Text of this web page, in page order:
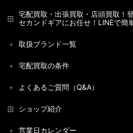
宅配買取・出張買取・店頭買取！
セカンドギアにお任せ！LINEで簡
取扱ブランド一覧
宅配買取の条件
よくあるご質問（Q&A）
ショップ紹介
営業日カレンダー